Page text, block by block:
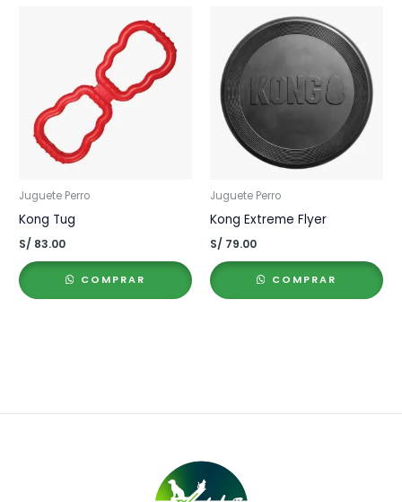
Juguete Perro
Kong Tug
S/ 83.00
COMPRAR
Juguete Perro
Kong Extreme Flyer
S/ 79.00
COMPRAR